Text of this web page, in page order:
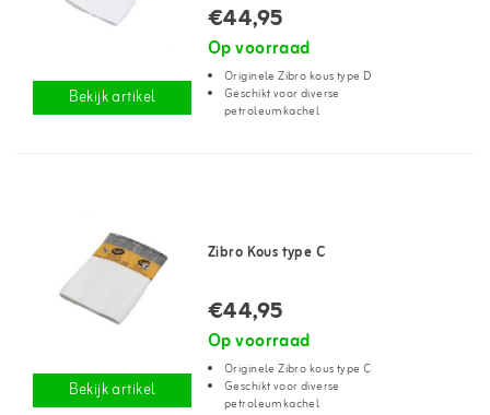
Bekijk artikel
€44,95
Op voorraad
Originele Zibro kous type D
Geschikt voor diverse
petroleumkachel
Bekijk artikel
Zibro Kous type C
€44,95
Op voorraad
Originele Zibro kous type C
Geschikt voor diverse
petroleumkachel